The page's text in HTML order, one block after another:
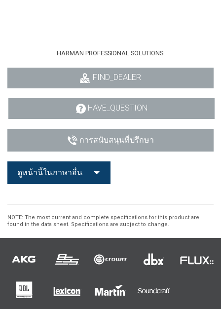
HARMAN PROFESSIONAL SOLUTIONS:
FIND_DEALER
HAVE_QUESTION
การสนับสนุนที่ปรึกษา
ดูหน้านี้ในภาษาอื่น
NOTE: The most current and complete specifications for this product are
found in the data sheet. Specifications are subject to change.